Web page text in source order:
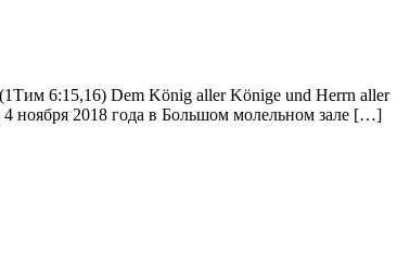
6:15,16) Dem König aller Könige und Herrn aller
4 ноября 2018 года в Большом молельном зале […]